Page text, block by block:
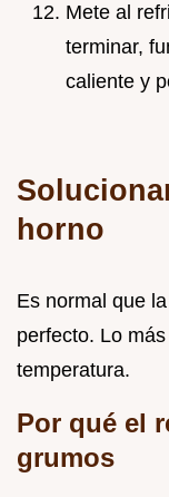
Mete al
terminar,
caliente y
horno
Es normal que
perfecto. Lo
temperatura.
Por qué el
grumos